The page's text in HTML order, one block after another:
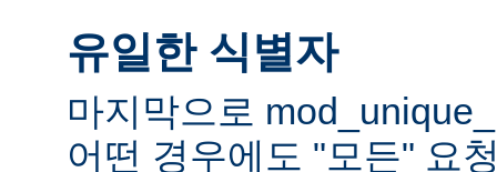
유일한 식별자
마지막으로
어떤 경우에도 "모든" 요